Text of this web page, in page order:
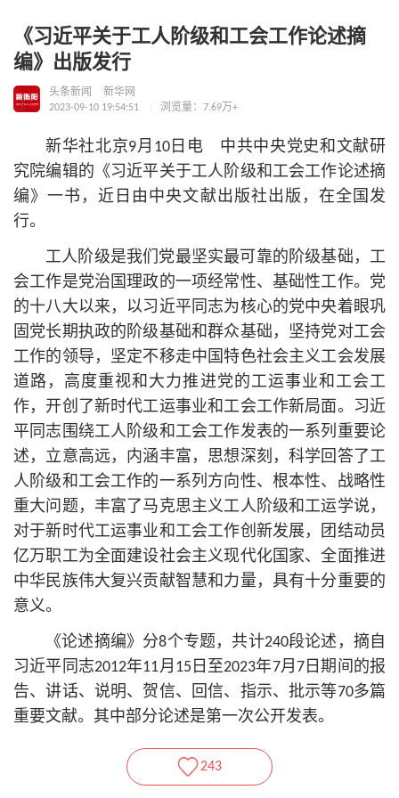
《习近平关于工人阶级和工会工作论述摘
编》出版发行
头条新闻
新华网
2023-09-10 19:54:51
浏览量：7.69万+
新华社北京9月10日电 中共中央党史和文献研
究院编辑的《习近平关于工人阶级和工会工作论述摘
编》一书，近日由中央文献出版社出版，在全国发
行。
工人阶级是我们党最坚实最可靠的阶级基础，工
会工作是党治国理政的一项经常性、基础性工作。党
的十八大以来，以习近平 同志为核心的党中央着眼巩
固党长期执政的阶级基础和群众基础，坚持党对工会
工作的领导，坚定不移走中国特色社会主义工会发展
道路，高度重视和大力推进党的工运事业和工会工
作，开创了新时代工运事业和工会工作新局面。习近
平 同志围绕工人阶级和工会工作发表的一系列重要论
述，立意高远，内涵丰富，思想深刻，科学回答了工
人阶级和工会工作的一系列方向性、根本性、战略性
重大问题，丰富了马克思主义工人阶级和工运学说，
对于新时代工运事业和工会工作创新发展，团结动员
亿万职工为全面建设社会主义现代化国家、全面推进
中华民族伟大复兴贡献智慧和力量，具有十分重要的
意义。
《论述摘编》分8个专题，共计240段论述，摘自
习近平 同志2012年11月15日至2023年7月7日期间的报
告、讲话、说明、贺信、回信、指示、批示等70多篇
重要文献。其中部分论述是第一次公开发表。
243